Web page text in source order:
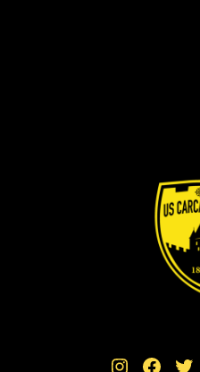
Instagram Facebook Twitter